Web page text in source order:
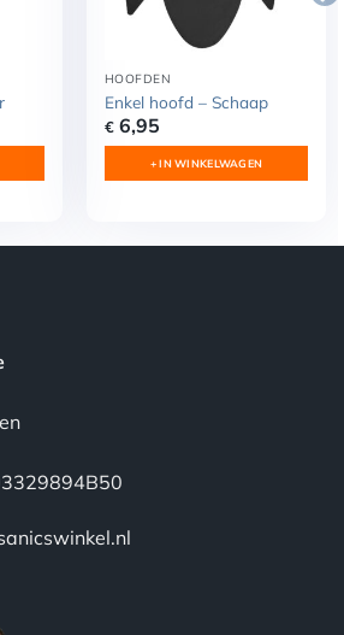
HOOFDEN
Enkel hoofd – Schaap
€6,95
+ IN WINKELWAGEN